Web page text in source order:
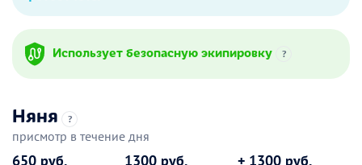
Использует безопасную экипировку ?
Няня ?
присмотр в течение дня
650 руб. 1300 руб. + 1300 руб.